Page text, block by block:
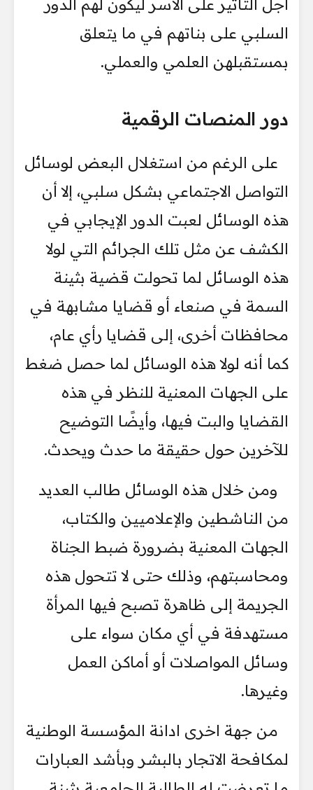
السلبي على بناتهم في ما يتعلق
بمستقبلهن العلمي والعملي.
دور المنصات الرقمية
على الرغم من استغلال البعض لوسائل
التواصل الاجتماعي بشكل سلبي، إلا أن
هذه الوسائل لعبت الدور الإيجابي في
الكشف عن مثل تلك الجرائم التي لولا
هذه الوسائل لما تحولت قضية بثينة
السمة في صنعاء أو قضايا مشابهة في
محافظات أخرى، إلى قضايا رأي عام،
كما أنه لولا هذه الوسائل لما حصل ضغط
على الجهات المعنية للنظر في هذه
القضايا والبت فيها، وأيضًا التوضيح
للآخرين حول حقيقة ما حدث ويحدث.
ومن خلال هذه الوسائل طالب العديد
من الناشطين والإعلاميين والكتاب،
الجهات المعنية بضرورة ضبط الجناة
ومحاسبتهم، وذلك حتى لا تتحول هذه
الجريمة إلى ظاهرة تصبح فيها المرأة
مستهدفة في أي مكان سواء على
وسائل المواصلات أو أماكن العمل
وغيرها.
من جهة اخرى ادانة المؤسسة الوطنية
لمكافحة الاتجار بالبشر وبأشد العبارات